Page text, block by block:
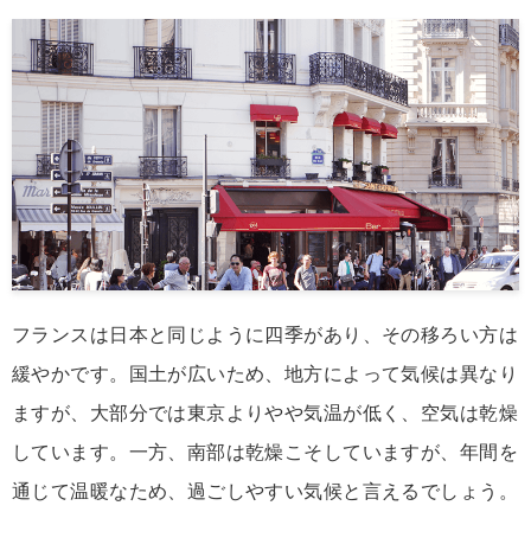
フランスは日本と同じように四季があり、その移ろい方は
緩やかです。国土が広いため、地方によって気候は異なり
ますが、大部分では東京よりやや気温が低く、空気は乾燥
しています。一方、南部は乾燥こそしていますが、年間を
通じて温暖なため、過ごしやすい気候と言えるでしょう。